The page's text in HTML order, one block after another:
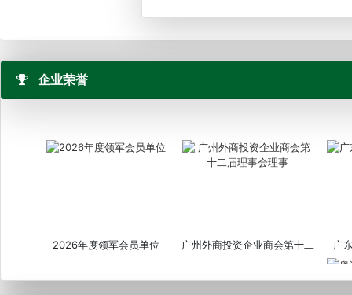
企业荣誉
2026年度领军会员单位
广州外商投资企业商会第十二
届...
广